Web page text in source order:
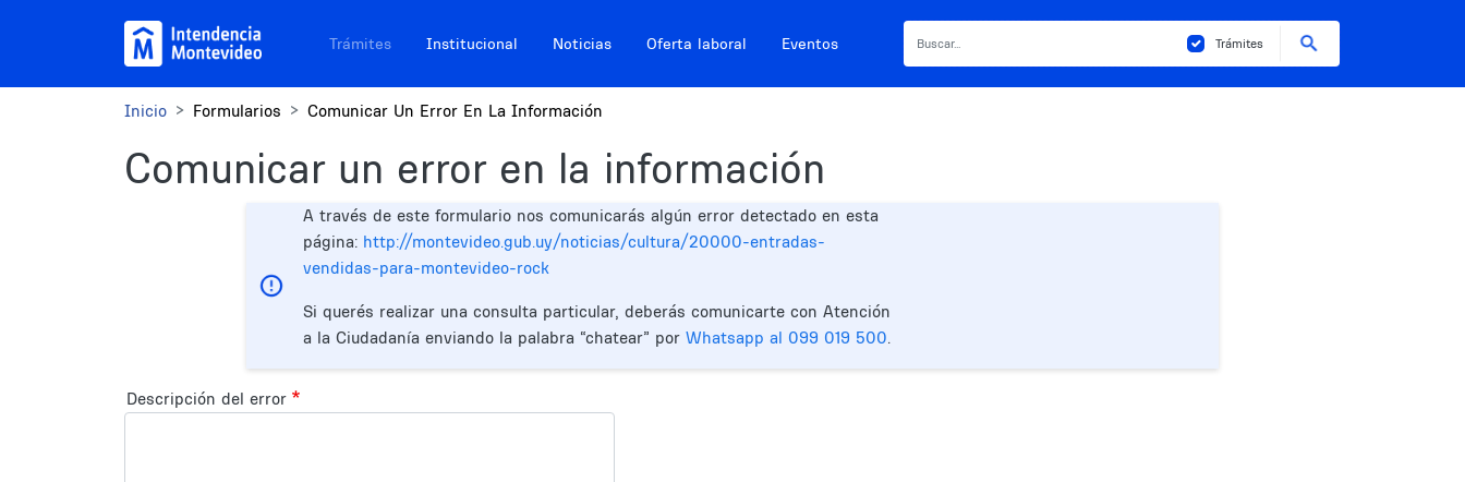
Navegación sitios
Trámites Institucional Noticias Oferta laboral Eventos Trámites
Inicio Formularios Comunicar Un Error En La Información
Comunicar un error en la información
A través de este formulario nos comunicarás algún error detectado en esta
página: http://montevideo.gub.uy/noticias/cultura/20000-entradas-
vendidas-para-montevideo-rock
Si querés realizar una consulta particular, deberás comunicarte con Atención
a la Ciudadanía enviando la palabra “chatear” por Whatsapp al 099 019 500.
Descripción del error